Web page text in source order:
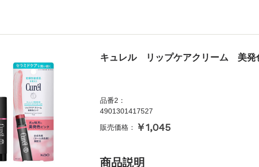
キュレル リップケアクリーム 美発
品番2：
4901301417527
販売価格：
￥1,045
商品説明